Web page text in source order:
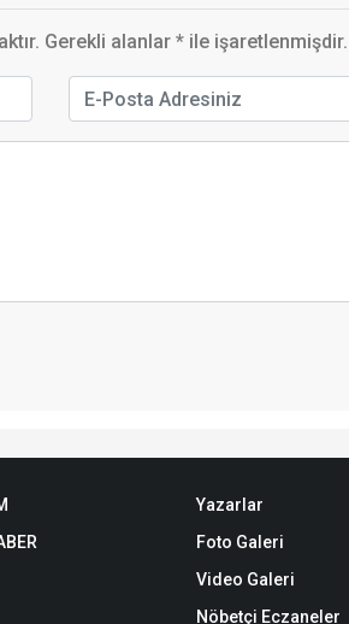
Gerekli alanlar * ile işaretlenmişdir.
Yazarlar
Foto Galeri
Video Galeri
Nöbetçi Eczaneler